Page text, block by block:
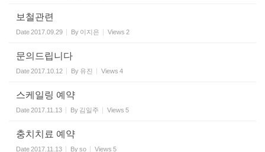
보철관련
Date2017.09.29 By 이지은 Views 2
문의드립니다
Date2017.10.12 By 유진 Views 4
스케일링 예약
Date2017.11.13 By 김일주 Views 5
충치치료 예약
Date2017.11.13 Byso Views 5